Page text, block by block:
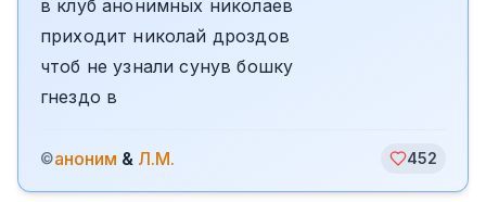
в клуб анонимных николаев
приходит николай дроздов
чтоб не узнали сунув бошку
гнездо в
©аноним & Л.М. 452